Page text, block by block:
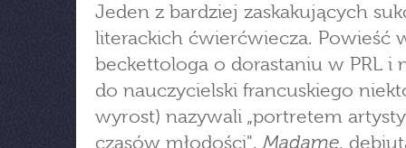
Jeden z bardziej zaskakujących
literackich ćwierćwiecza. Powieść
beckettologa o dorastaniu w PRL i
do nauczycielski francuskiego
wyrost) nazywali „portretem
czasów młodości".Madame,